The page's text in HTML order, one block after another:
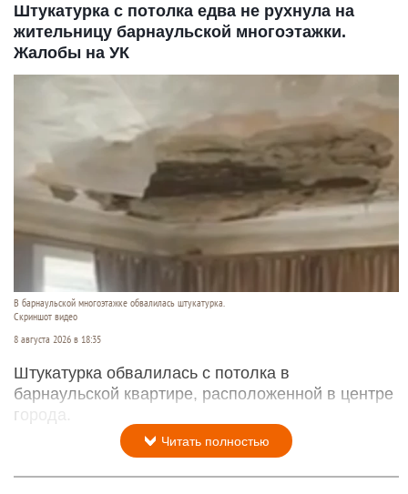
Штукатурка с потолка едва не рухнула на
жительницу барнаульской многоэтажки.
Жалобы на УК
В барнаульской многоэтажке обвалилась штукатурка.
Скриншот видео
8 августа 2026 в 18:35
Штукатурка обвалилась с потолка в
барнаульской квартире, расположенной в центре
города.
Читать полностью